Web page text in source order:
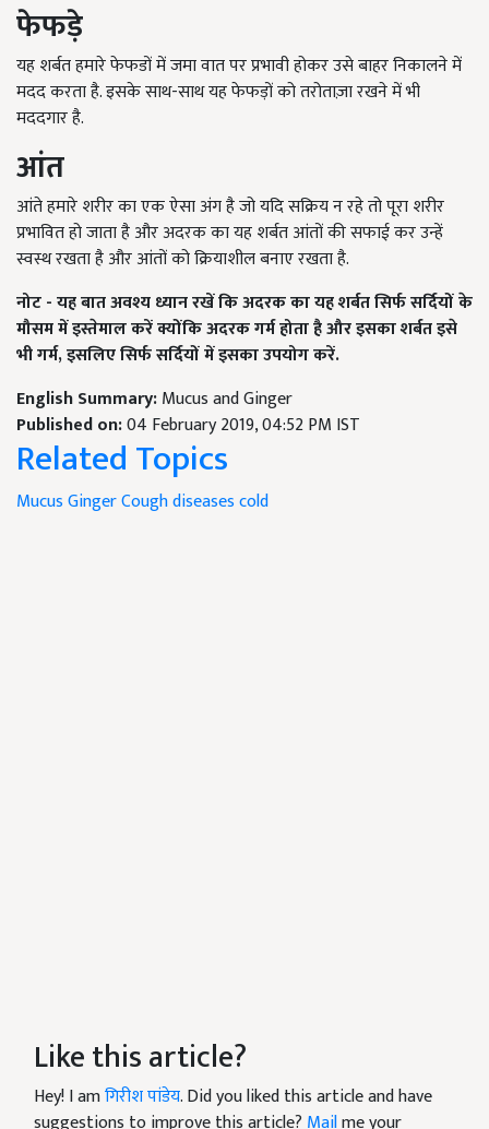
फेफड़े
यह शर्बत हमारे फेफडों में जमा वात पर प्रभावी होकर उसे बाहर निकालने में
मदद करता है. इसके साथ-साथ यह फेफड़ों को तरोताज़ा रखने में भी
मददगार है.
आंत
आंते हमारे शरीर का एक ऐसा अंग है जो यदि सक्रिय न रहे तो पूरा शरीर
प्रभावित हो जाता है और अदरक का यह शर्बत आंतों की सफाई कर उन्हें
स्वस्थ रखता है और आंतों को क्रियाशील बनाए रखता है.
नोट - यह बात अवश्य ध्यान रखें कि अदरक का यह शर्बत सिर्फ सर्दियों के
मौसम में इस्तेमाल करें क्योंकि अदरक गर्म होता है और इसका शर्बत इसे
भी गर्म, इसलिए सिर्फ सर्दियों में इसका उपयोग करें.
English Summary:Mucus and Ginger
Published on:04 February 2019, 04:52 PM IST
Related Topics
MucusGingerCoughdiseasescold
Like this article?
Hey! I amगिरीश पांडेय. Did you liked this article and have
suggestions to improve this article? Mailme your